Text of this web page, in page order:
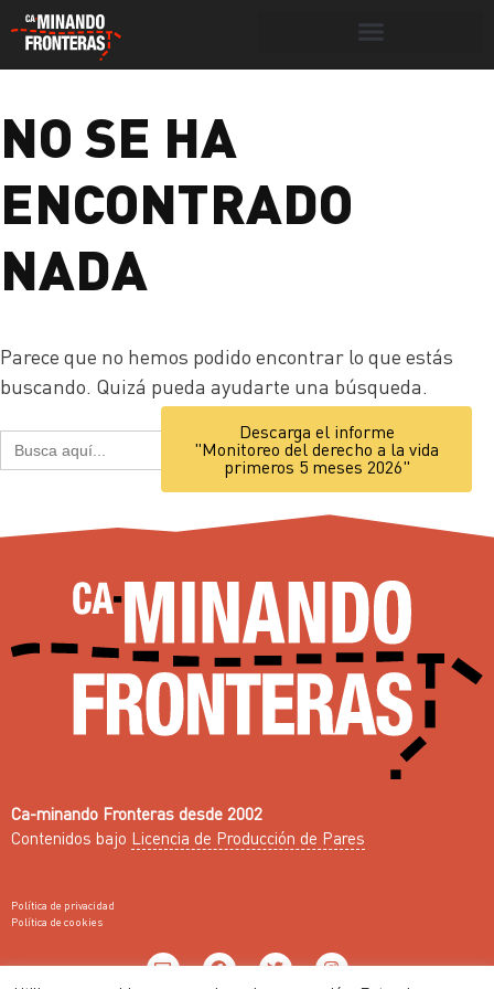
Portada »2026
NO SE HA
ENCONTRADO
NADA
Parece que no hemos podido encontrar lo que estás
buscando. Quizá pueda ayudarte una búsqueda.
Buscar: Descarga el informe
"Monitoreo del derecho a la vida
primeros 5 meses 2026"
Ca-minando Fronteras desde 2002
Contenidos bajo Licencia de Producción de Pares
Política de privacidad
Política de cookies